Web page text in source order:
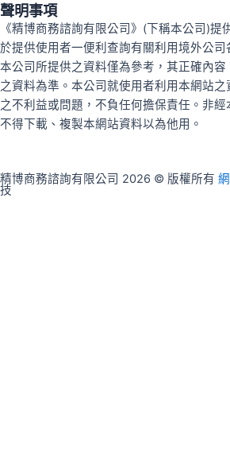
聲明事項
《精博商務諮詢有限公司》(下稱本公司)提
於提供使用者一便利查詢有關利用境外公司
本公司所提供之資料僅為參考，其正確內
之資料為準。本公司就使用者利用本網站
之不利益或問題，不負任何擔保責任。非經
不得下載、複製本網站資料以為他用。
精博商務諮詢有限公司 2026 © 版權所有
技